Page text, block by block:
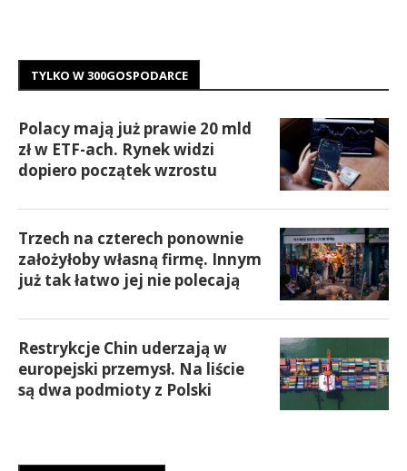
TYLKO W 300GOSPODARCE
Polacy mają już prawie 20 mld
zł w ETF-ach. Rynek widzi
dopiero początek wzrostu
Trzech na czterech ponownie
założyłoby własną firmę. Innym
już tak łatwo jej nie polecają
Restrykcje Chin uderzają w
europejski przemysł. Na liście
są dwa podmioty z Polski